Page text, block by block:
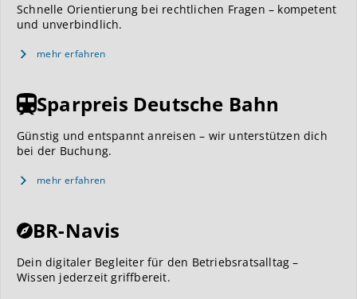
Schnelle Orientierung bei rechtlichen Fragen – kompetent
und unverbindlich.
mehr erfahren
Sparpreis Deutsche Bahn
Günstig und entspannt anreisen – wir unterstützen dich
bei der Buchung.
mehr erfahren
BR-Navis
Dein digitaler Begleiter für den Betriebsratsalltag –
Wissen jederzeit griffbereit.